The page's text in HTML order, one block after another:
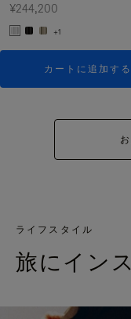
¥244,200
+1
カートに追加する
ライフスタイル
旅にイン